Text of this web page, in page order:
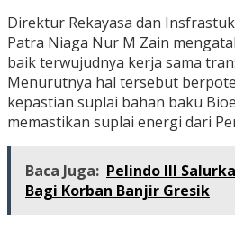
Direktur Rekayasa dan
Patra Niaga Nur M Zain
baik terwujudnya kerja sama
Menurutnya hal tersebut
kepastian suplai bahan baku
memastikan suplai energi dari
Baca Juga: Pelindo III
Bagi Korban Banjir Gresik